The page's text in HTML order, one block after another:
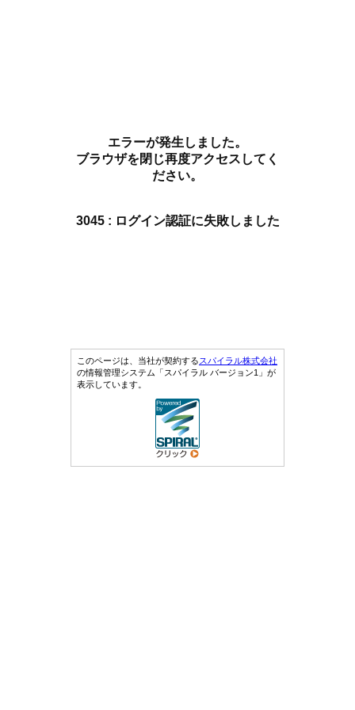
エラーが発生しました。
ブラウザを閉じ再度アクセスしてく
ださい。
3045 : ログイン認証に失敗しました
このページは、当社が契約するスパイラル株式会社
の情報管理システム「スパイラル バージョン1」が
表示しています。